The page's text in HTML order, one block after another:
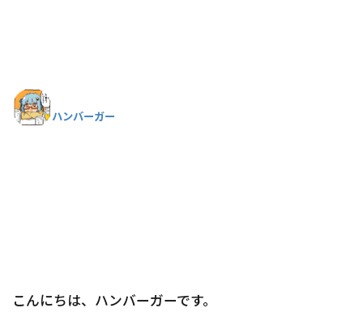
ハンバーガー
こんにちは、ハンバーガーです。